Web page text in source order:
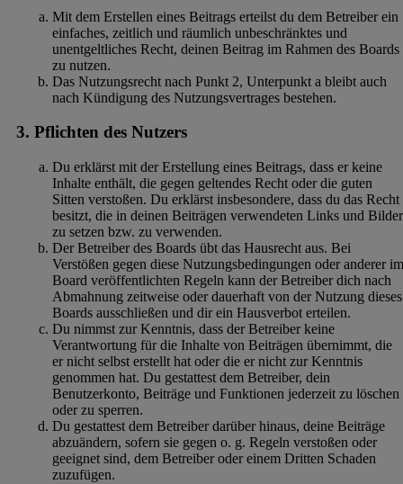
Mit dem Erstellen eines Beitrags erteilst du dem Betreiber ein
einfaches, zeitlich und räumlich unbeschränktes und
unentgeltliches Recht, deinen Beitrag im Rahmen des Boards
zu nutzen.
Das Nutzungsrecht nach Punkt 2, Unterpunkt a bleibt auch
nach Kündigung des Nutzungsvertrages bestehen.
3. Pflichten des Nutzers
Du erklärst mit der Erstellung eines Beitrags, dass er keine
Inhalte enthält, die gegen geltendes Recht oder die guten
Sitten verstoßen. Du erklärst insbesondere, dass du das Recht
besitzt, die in deinen Beiträgen verwendeten Links und Bilder
zu setzen bzw. zu verwenden.
Der Betreiber des Boards übt das Hausrecht aus. Bei
Verstößen gegen diese Nutzungsbedingungen oder anderer im
Board veröffentlichten Regeln kann der Betreiber dich nach
Abmahnung zeitweise oder dauerhaft von der Nutzung dieses
Boards ausschließen und dir ein Hausverbot erteilen.
Du nimmst zur Kenntnis, dass der Betreiber keine
Verantwortung für die Inhalte von Beiträgen übernimmt, die
er nicht selbst erstellt hat oder die er nicht zur Kenntnis
genommen hat. Du gestattest dem Betreiber, dein
Benutzerkonto, Beiträge und Funktionen jederzeit zu löschen
oder zu sperren.
Du gestattest dem Betreiber darüber hinaus, deine Beiträge
abzuändern, sofern sie gegen o. g. Regeln verstoßen oder
geeignet sind, dem Betreiber oder einem Dritten Schaden
zuzufügen.